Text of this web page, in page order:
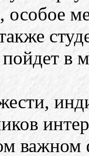
особое
в
важном